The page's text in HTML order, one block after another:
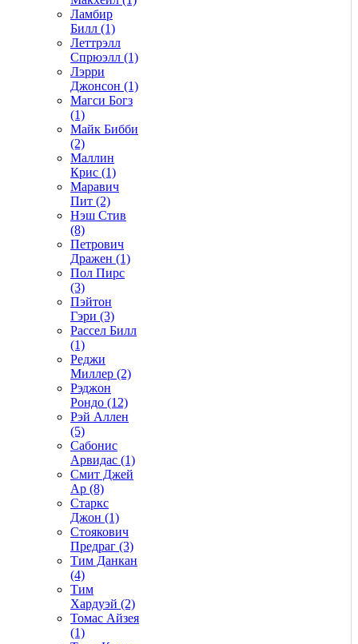
Ламбир
Билл (1)
Леттрэлл
Спрюэлл (1)
Лэрри
Джонсон (1)
Магси Богз
(1)
Майк Бибби
(2)
Маллин
Крис (1)
Маравич
Пит (2)
Нэш Стив
(8)
Петрович
Дражен (1)
Пол Пирс
(3)
Пэйтон
Гэри (3)
Рассел Билл
(1)
Реджи
Миллер (2)
Рэджон
Рондо (12)
Рэй Аллен
(5)
Сабонис
Арвидас (1)
Смит Джей
Ар (8)
Старкс
Джон (1)
Стоякович
Предраг (3)
Тим Данкан
(4)
Тим
Хардуэй (2)
Томас Айзея
(1)